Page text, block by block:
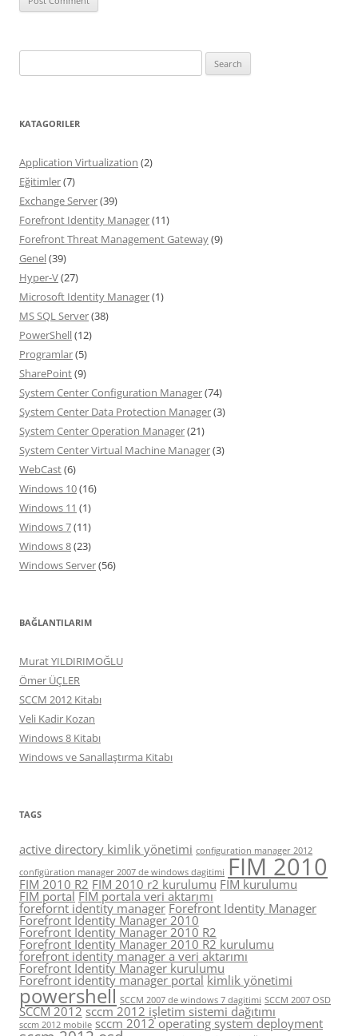
for:
KATAGORILER
Application Virtualization (2)
Eğitimler(7)
Exchange Server(39)
Forefront Identity Manager(11)
Forefront Threat Management Gateway(9)
Genel(39)
Hyper-V(27)
Microsoft Identity Manager(1)
MS SQL Server(38)
PowerShell(12)
Programlar(5)
SharePoint(9)
System Center Configuration Manager(74)
System Center Data Protection Manager(3)
System Center Operation Manager(21)
System Center Virtual Machine Manager(3)
WebCast(6)
Windows 10(16)
Windows 11 (1)
Windows 7(11)
Windows 8(23)
Windows Server(56)
BAĞLANTILARIM
Murat YILDIRIMOĞLU
Ömer ÜÇLER
SCCM 2012 Kitabı
Veli Kadir Kozan
Windows 8 Kitabı
Windows ve Sanallaştırma Kitabı
TAGS
active directory kimlik yönetimi configuration manager 2012
configüration manager 2007 de windows dagitimi FIM 2010
FIM 2010 R2 FIM 2010 r2 kurulumu FIM kurulumu
FIM portal FIM portala veri aktarımı
forefornt identity manager Forefront Identity Manager
Forefront Identity Manager 2010
Forefront Identity Manager 2010 R2
Forefront Identity Manager 2010 R2 kurulumu
forefront identity manager a veri aktarımı
Forefront Identity Manager kurulumu
Forefront identity manager portal kimlik yönetimi
powershell SCCM 2007 de windows 7 dagitimi SCCM 2007 OSD
SCCM 2012 sccm 2012 işletim sistemi dağıtımı
sccm 2012 mobile sccm 2012 operating system deployment